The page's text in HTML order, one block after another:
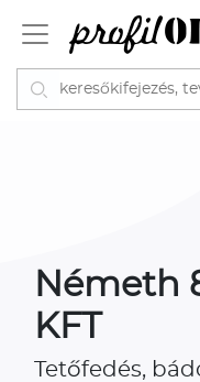
Németh
KFT
Tetőfedés,